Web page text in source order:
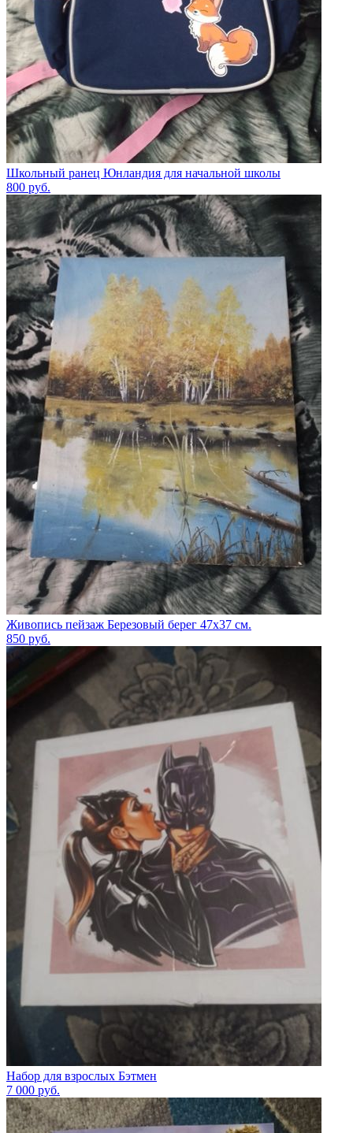
Школьный ранец Юнландия для начальной школы
800 руб.
Живопись пейзаж Березовый берег 47х37 см.
850 руб.
Набор для взрослых Бэтмен
7 000 руб.